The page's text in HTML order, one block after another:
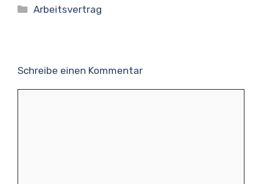
Kategorien
Arbeitsvertrag
Schreibe einen Kommentar